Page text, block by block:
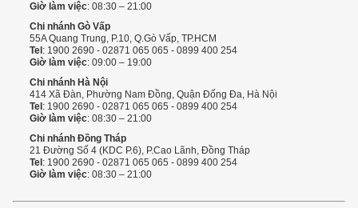
Giờ làm việc: 08:30 – 21:00
Chi nhánh Gò Vấp
55A Quang Trung, P.10, Q.Gò Vấp, TP.HCM
Tel : 1900 2690 - 02871 065 065 - 0899 400 254
Giờ làm việc: 09:00 – 19:00
Chi nhánh Hà Nội
414 Xã Đàn, Phường Nam Đồng, Quận Đống Đa, Hà Nội
Tel : 1900 2690 - 02871 065 065 - 0899 400 254
Giờ làm việc: 08:30 – 21:00
Chi nhánh Đồng Tháp
21 Đường Số 4 (KDC P.6), P.Cao Lãnh, Đồng Tháp
Tel : 1900 2690 - 02871 065 065 - 0899 400 254
Giờ làm việc: 08:30 – 21:00